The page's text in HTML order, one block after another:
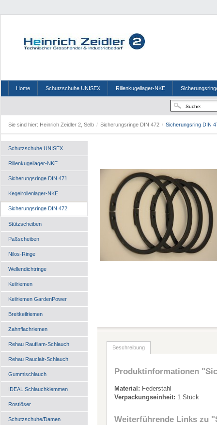
Home Schutzschuhe UNISEX Rillenkugellager-NKE
Sie sind hier: Heinrich Zeidler 2, Selb / Sicherungsringe DIN 472 / Sicherungsring DIN
Schutzschuhe UNISEX
Rillenkugellager-NKE
Sicherungsringe DIN 471
Kegelrollenlager-NKE
Sicherungsringe DIN 472
Stützscheiben
Paßscheiben
Nilos-Ringe
Wellendichtringe
Keilriemen
Keilriemen GardenPower
Breitkeilriemen
Zahnflachriemen
Rehau Raufilam-Schlauch
Rehau Rauclair-Schlauch
Gummischlauch
IDEAL Schlauchklemmen
Rostlöser
Schutzschuhe/Damen
Beschreibung
Produktinformationen
Material: Federstahl
Verpackungseinheit: 1 Stück
Weiterführende Links zu